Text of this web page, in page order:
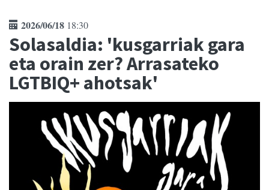
2026/06/18 18:30
Solasaldia: 'kusgarriak gara
eta orain zer? Arrasateko
LGTBIQ+ ahotsak'